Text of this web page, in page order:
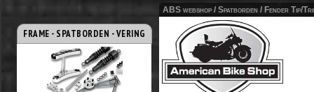
FRAME - SPATBORDEN - VERING
ABS webshop / Spatborden / Fender Tip/